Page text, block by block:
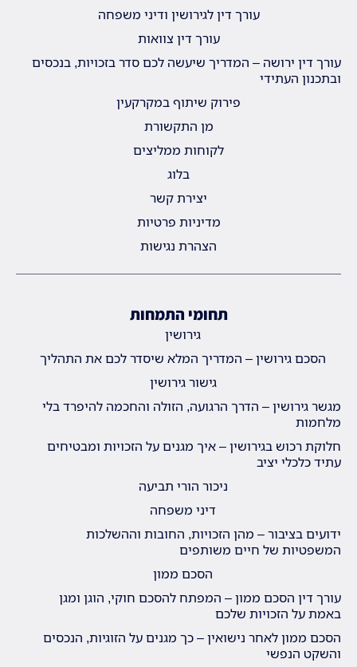
עורך דין לגירושין ודיני משפחה
עורך דין צוואות
עורך דין ירושה – המדריך שיעשה לכם סדר בזכויות, בנכסים
ובתכנון העתידי
פירוק שיתוף במקרקעין
מן התקשורת
לקוחות ממליצים
בלוג
יצירת קשר
מדיניות פרטיות
הצהרת נגישות
תחומי התמחות
גירושין
הסכם גירושין – המדריך המלא שיסדר לכם את התהליך
גישור גירושין
מגשר גירושין – הדרך הרגועה, הזולה והחכמה להיפרד בלי
מלחמות
חלוקת רכוש בגירושין – איך מגנים על הזכויות ומבטיחים
עתיד כלכלי יציב
ניכור הורי תביעה
דיני משפחה
ידועים בציבור – מהן הזכויות, החובות וההשלכות
המשפטיות של חיים משותפים
הסכם ממון
עורך דין הסכם ממון – המפתח להסכם חוקי, הוגן ומגן
באמת על הזכויות שלכם
הסכם ממון לאחר נישואין – כך מגנים על הזוגיות, הנכסים
והשקט הנפשי